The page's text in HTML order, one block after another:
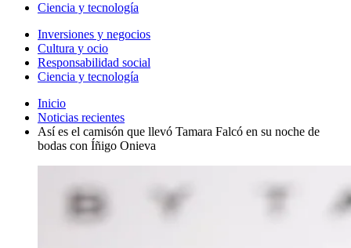
Ciencia y tecnología
Inversiones y negocios
Cultura y ocio
Responsabilidad social
Ciencia y tecnología
Inicio
Noticias recientes
Así es el camisón que llevó Tamara Falcó en su noche de
bodas con Íñigo Onieva